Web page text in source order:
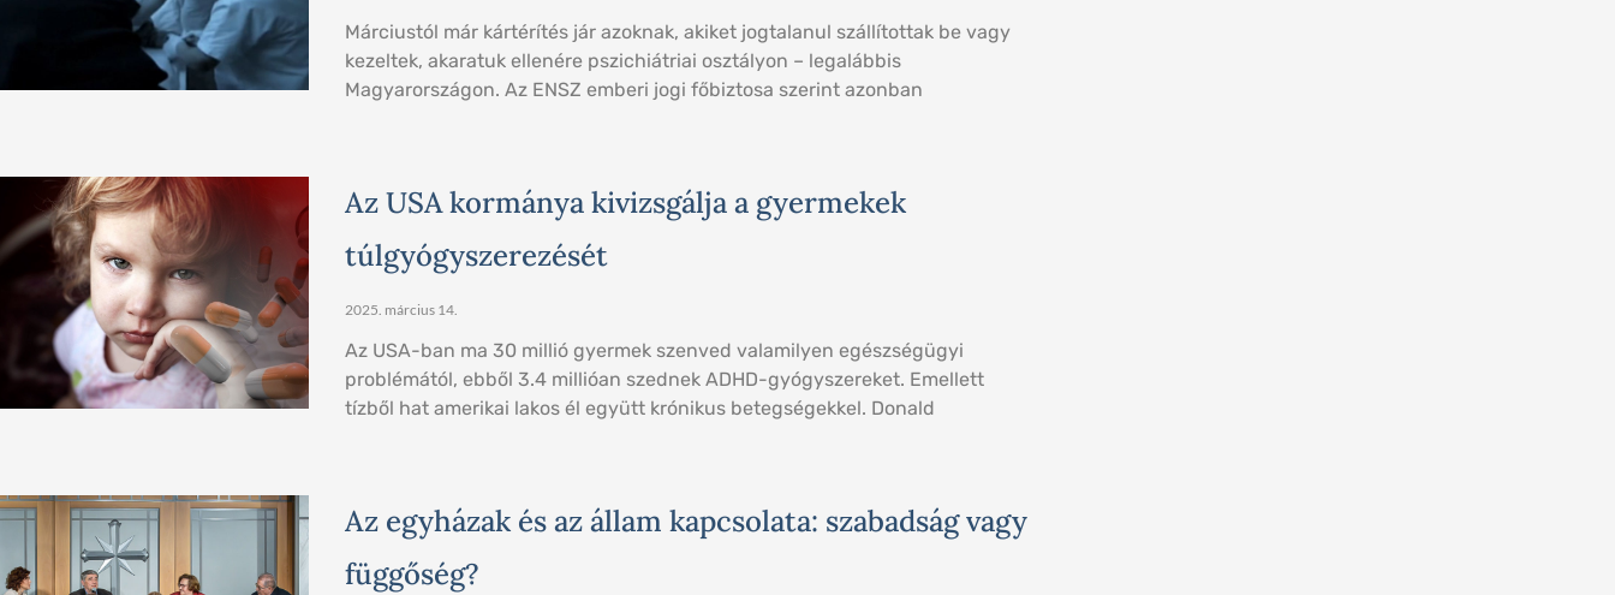
Márciustól már kártérítés jár azoknak, akiket jogtalanul szállítottak be vagy
kezeltek, akaratuk ellenére pszichiátriai osztályon – legalábbis
Magyarországon. Az ENSZ emberi jogi főbiztosa szerint azonban
Az USA kormánya kivizsgálja a gyermekek
túlgyógyszerezését
2025. március 14.
Az USA-ban ma 30 millió gyermek szenved valamilyen egészségügyi
problémától, ebből 3.4 millióan szednek ADHD-gyógyszereket. Emellett
tízből hat amerikai lakos él együtt krónikus betegségekkel. Donald
Az egyházak és az állam kapcsolata: szabadság vagy
függőség?